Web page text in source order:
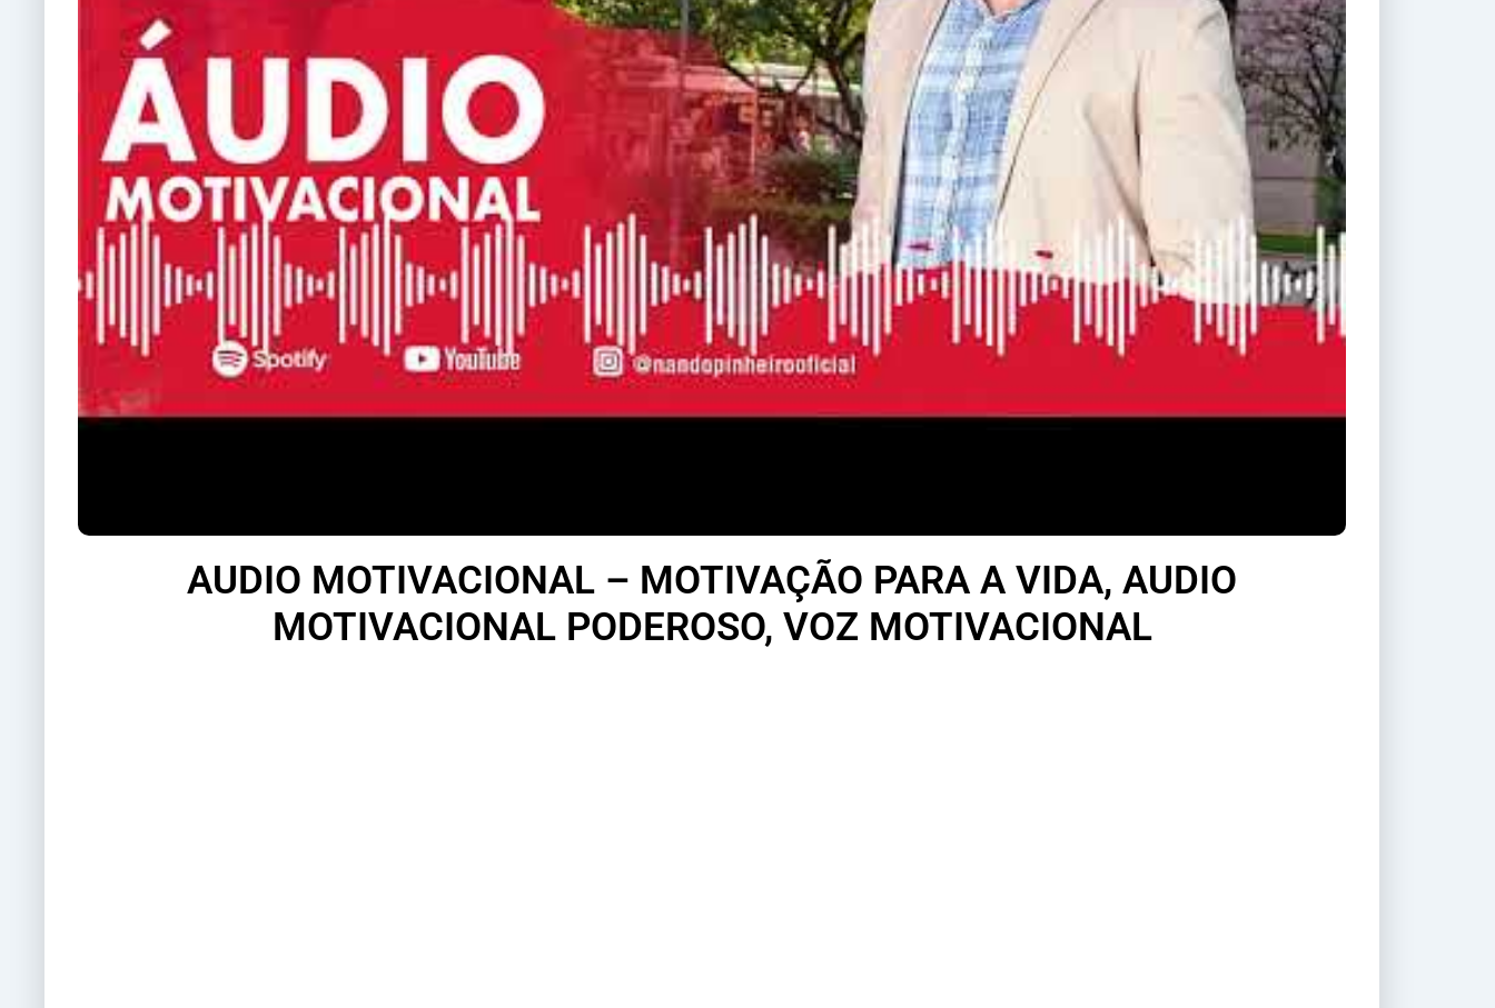
AUDIO MOTIVACIONAL – MOTIVAÇÃO PARA A VIDA, AUDIO
MOTIVACIONAL PODEROSO, VOZ MOTIVACIONAL